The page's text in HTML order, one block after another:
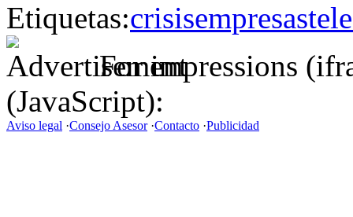
Etiquetas:crisisempresas
For impressions
(JavaScript):
Aviso legal ·Consejo Asesor·Contacto ·Publicidad